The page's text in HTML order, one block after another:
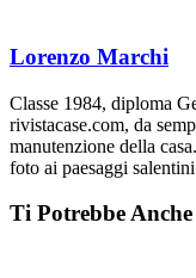
Lorenzo Marchi
Classe 1984, diploma
rivistacase.com, da
manutenzione della
foto ai paesaggi
Ti Potrebbe Anche